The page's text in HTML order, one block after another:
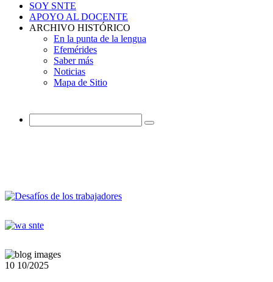
SOY SNTE
APOYO AL DOCENTE
ARCHIVO HISTÓRICO
En la punta de la lengua
Efemérides
Saber más
Noticias
Mapa de Sitio
10 10/2025